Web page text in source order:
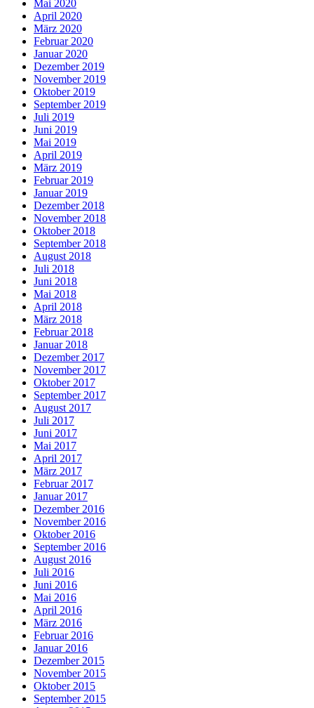
Mai 2020
April 2020
März 2020
Februar 2020
Januar 2020
Dezember 2019
November 2019
Oktober 2019
September 2019
Juli 2019
Juni 2019
Mai 2019
April 2019
März 2019
Februar 2019
Januar 2019
Dezember 2018
November 2018
Oktober 2018
September 2018
August 2018
Juli 2018
Juni 2018
Mai 2018
April 2018
März 2018
Februar 2018
Januar 2018
Dezember 2017
November 2017
Oktober 2017
September 2017
August 2017
Juli 2017
Juni 2017
Mai 2017
April 2017
März 2017
Februar 2017
Januar 2017
Dezember 2016
November 2016
Oktober 2016
September 2016
August 2016
Juli 2016
Juni 2016
Mai 2016
April 2016
März 2016
Februar 2016
Januar 2016
Dezember 2015
November 2015
Oktober 2015
September 2015